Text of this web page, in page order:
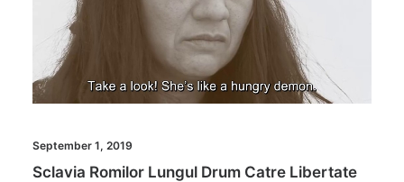
September 1, 2019
Sclavia Romilor Lungul Drum Catre Libertate